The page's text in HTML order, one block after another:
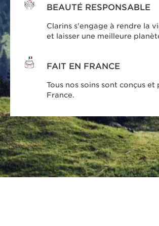
BEAUTÉ RESPONSABLE
Clarins s'engage à rendre la
et laisser une meilleure
FAIT EN FRANCE
Tous nos soins sont conçus et
France.